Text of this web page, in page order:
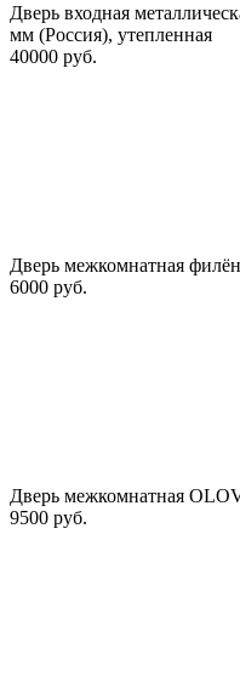
Дверь входная
мм (Россия), утепленная
40000 руб.
Дверь межкомнатная
6000 руб.
Дверь межкомнатная
9500 руб.